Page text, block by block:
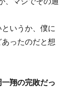
いうか、僕に
ったのだと想
一翔の完敗だっ